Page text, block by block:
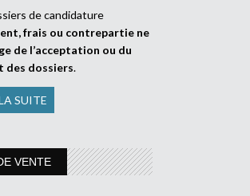
de candidature
frais ou contrepartie ne
de l’acceptation ou du
des dossiers.
SUITE
VENTE